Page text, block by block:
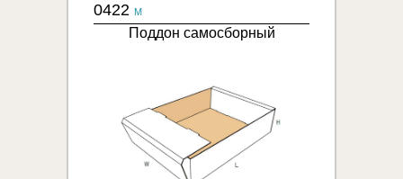
0422 M
Поддон самосборный